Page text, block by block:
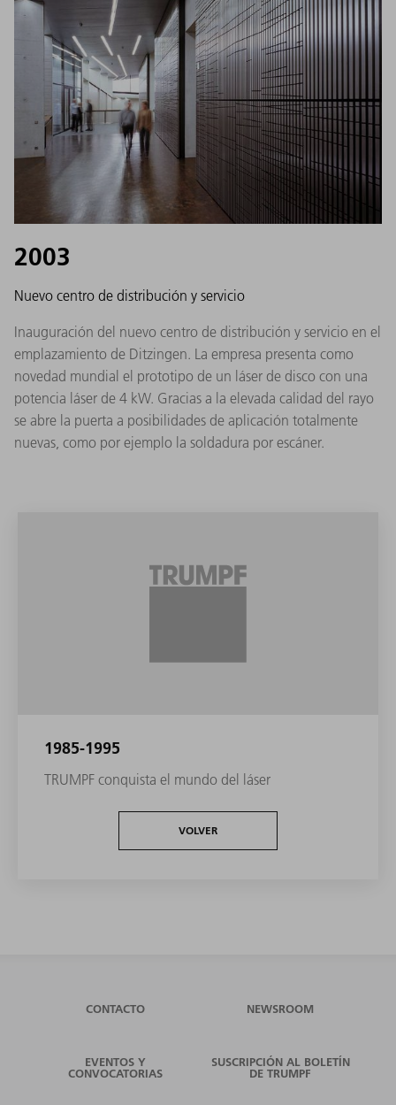
2003
Nuevo centro de distribución y servicio
Inauguración del nuevo centro de distribución y servicio en el
emplazamiento de Ditzingen. La empresa presenta como
novedad mundial el prototipo de un láser de disco con una
potencia láser de 4 kW. Gracias a la elevada calidad del rayo
se abre la puerta a posibilidades de aplicación totalmente
nuevas, como por ejemplo la soldadura por escáner.
1985-1995
TRUMPF conquista el mundo del láser
VOLVER
CONTACTO NEWSROOM
EVENTOS Y
CONVOCATORIAS
SUSCRIPCIÓN AL BOLETÍN
DE TRUMPF